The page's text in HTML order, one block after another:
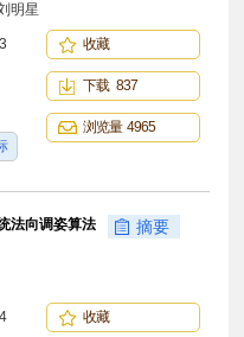
明星
收藏
下载 837
浏览量 4965
法向调姿算法 摘要
收藏